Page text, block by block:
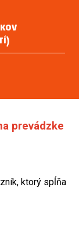
prevádzke
ktorý spĺňa